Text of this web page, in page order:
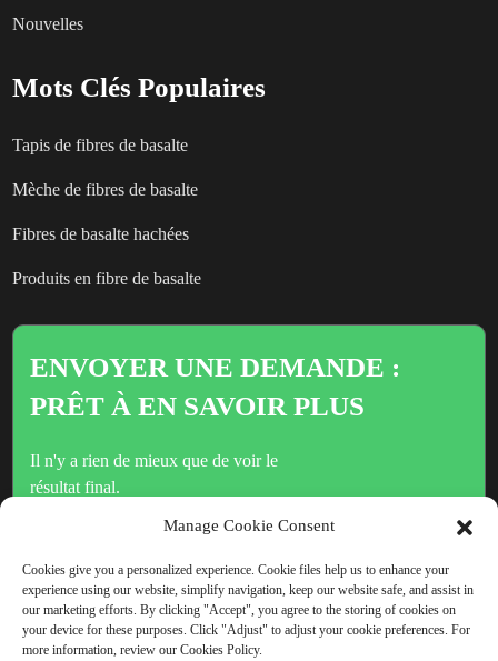
Nouvelles
Mots Clés Populaires
Tapis de fibres de basalte
Mèche de fibres de basalte
Fibres de basalte hachées
Produits en fibre de basalte
ENVOYER UNE DEMANDE :
PRÊT À EN SAVOIR PLUS
Il n'y a rien de mieux que de voir le
résultat final.
Cliquez ici pour toute demande de renseignements
Manage Cookie Consent
Cookies give you a personalized experience. Cookie files help us to enhance your
experience using our website, simplify navigation, keep our website safe, and assist in
our marketing efforts. By clicking "Accept", you agree to the storing of cookies on
your device for these purposes. Click "Adjust" to adjust your cookie preferences. For
more information, review our Cookies Policy.